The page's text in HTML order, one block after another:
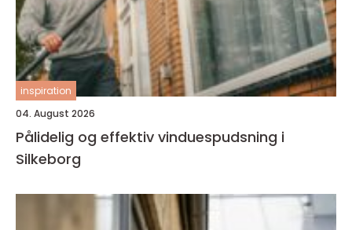
inspiration
04. August 2026
Pålidelig og effektiv vinduespudsning i
Silkeborg